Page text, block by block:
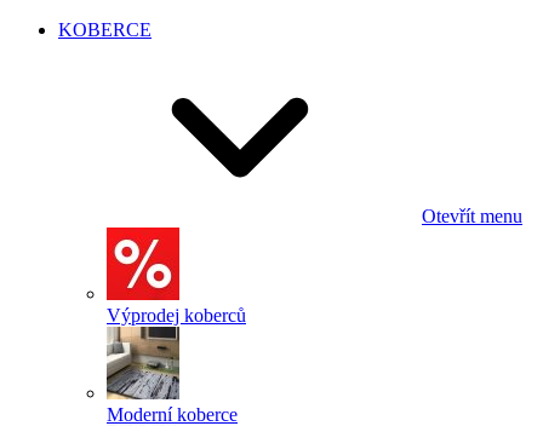
KOBERCE
Otevřít menu
Výprodej koberců
Moderní koberce